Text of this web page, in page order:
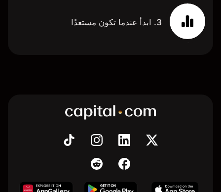
3. ابدأ عندما تكون مستعدًا